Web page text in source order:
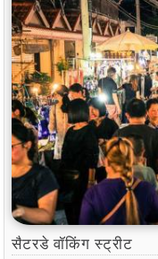
सैटरडे वॉकिंग स्ट्रीट